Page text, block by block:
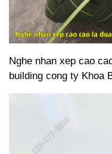
Nghe nhan xep cao
building cong ty Khoa